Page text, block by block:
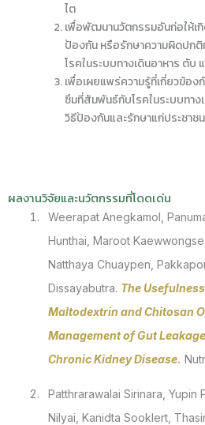
ไต
เพื่อพัฒนานวัตกรรมอันก่อให้เ
ป้องกัน หรือรักษาความผิดปก
โรคในระบบทางเดินอาหาร ตับ
เพื่อเผยแพร่ความรู้ที่เกี่ยวข้อ
ซึมที่สัมพันธ์กับโรคในระบบทาง
วิธีป้องกันและรักษาแก่ประชา
ผลงานวิจัยและนวัตกรรมที่โดดเด่น
Weerapat Anegkamol,
Hunthai, Maroot
Natthaya Chuaypen,
Dissayabutra. The
Maltodextrin and Chitosan
Management of Gut
Chronic Kidney Disease.
Patthrarawalai Sirinara, Yupin
Nilyai, Kanidta Sooklert,